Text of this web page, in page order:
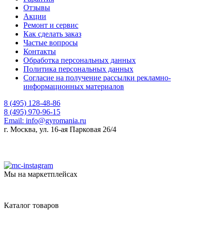
Отзывы
Акции
Ремонт и сервис
Как сделать заказ
Частые вопросы
Контакты
Обработка персональных данных
Политика персональных данных
Согласие на получение рассылки рекламно-
информационных материалов
8 (495) 128-48-86
8 (495) 970-96-15
Email: info@gyromania.ru
г. Москва, ул. 16-ая Парковая 26/4
Мы на маркетплейсах
Каталог товаров